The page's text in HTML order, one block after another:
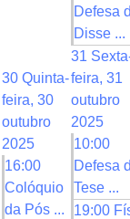
Defesa
Disse ...
30 Quinta-
feira, 30
outubro
2025
16:00
Colóquio
da Pós ...
31
feira, 31
outubro
2025
10:00
Defesa
Tese ...
19:00